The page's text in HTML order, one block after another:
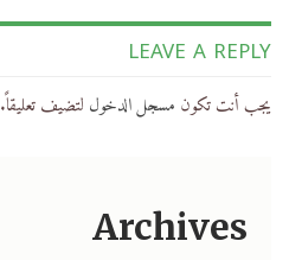
LEAVE A REPLY
يجب أنت تكون مسجل الدخول لتضيف تعليقاً.
Archives